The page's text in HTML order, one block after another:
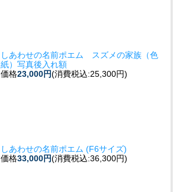
しあわせの名前ポエム スズメの家族（色
紙）写真後入れ額
価格23,000円(消費税込:25,300円)
しあわせの名前ポエム (F6サイズ)
価格33,000円(消費税込:36,300円)